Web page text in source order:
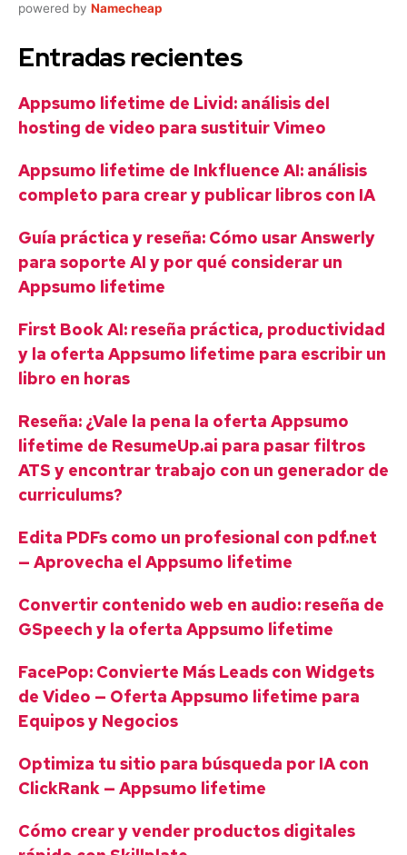
powered by Namecheap
Entradas recientes
Appsumo lifetime de Livid: análisis del
hosting de video para sustituir Vimeo
Appsumo lifetime de Inkfluence AI: análisis
completo para crear y publicar libros con IA
Guía práctica y reseña: Cómo usar Answerly
para soporte AI y por qué considerar un
Appsumo lifetime
First Book AI: reseña práctica, productividad
y la oferta Appsumo lifetime para escribir un
libro en horas
Reseña: ¿Vale la pena la oferta Appsumo
lifetime de ResumeUp.ai para pasar filtros
ATS y encontrar trabajo con un generador de
curriculums?
Edita PDFs como un profesional con pdf.net
— Aprovecha el Appsumo lifetime
Convertir contenido web en audio: reseña de
GSpeech y la oferta Appsumo lifetime
FacePop: Convierte Más Leads con Widgets
de Video — Oferta Appsumo lifetime para
Equipos y Negocios
Optimiza tu sitio para búsqueda por IA con
ClickRank — Appsumo lifetime
Cómo crear y vender productos digitales